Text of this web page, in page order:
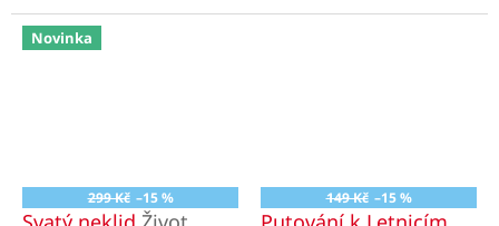
Evangelní úryvek
příslušného dne je
doprovázen...
Novinka
299 Kč –15 % 149 Kč –15 %